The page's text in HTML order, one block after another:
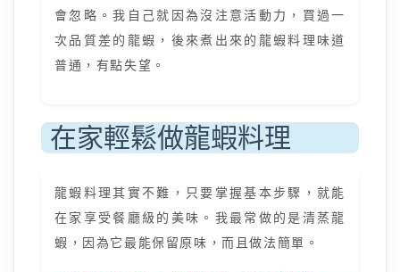
會忽略。我自己就因為沒注意活動力，買過一
次品質差的龍蝦，後來煮出來的龍蝦料理味道
普通，有點失望。
在家輕鬆做龍蝦料理
龍蝦料理其實不難，只要掌握基本步驟，就能
在家享受餐廳級的美味。我最常做的是清蒸龍
蝦，因為它最能保留原味，而且做法簡單。